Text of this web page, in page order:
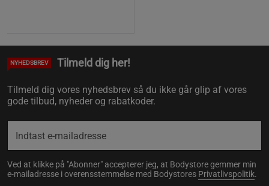
NYHEDSBREV Tilmeld dig her!
Tilmeld dig vores nyhedsbrev så du ikke går glip af vores
gode tilbud, nyheder og rabatkoder.
Ved at klikke på "Abonner" accepterer jeg, at Bodystore gemmer min
e-mailadresse i overensstemmelse med Bodystores Privatlivspolitik.